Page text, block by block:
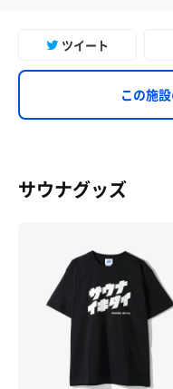
ツイート
この施
サウナグッズ